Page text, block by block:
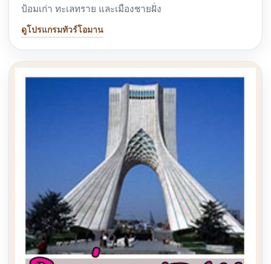
ป้อมเก่า ทะเลทราย และเมืองชายฝั่ง
ดูโปรแกรมทัวร์โอมาน